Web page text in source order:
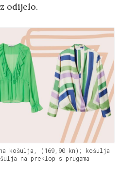
odijelo.
košulja, (169,90 kn); košulja
na preklop s prugama